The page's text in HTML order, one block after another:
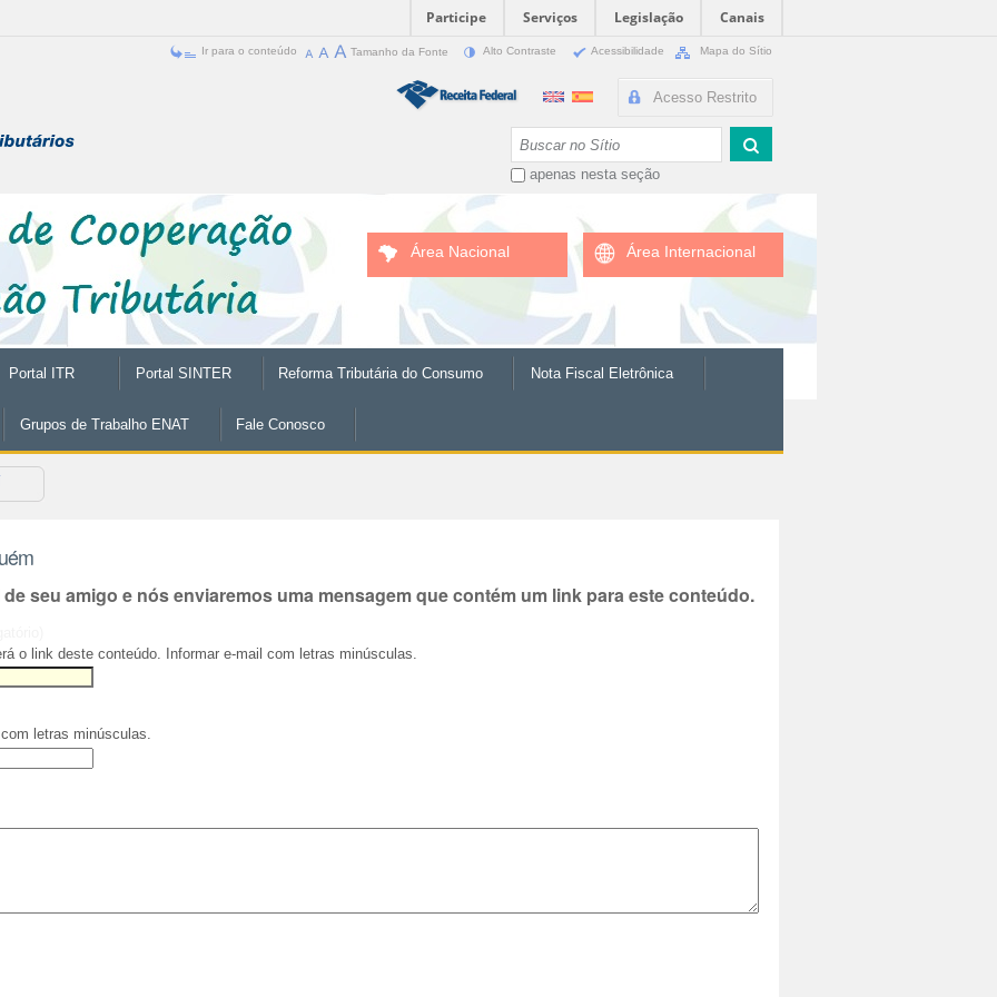
Participe Serviços Legislação
Canais
Ir para o conteúdo Tamanho da Fonte Alto Contraste Acessibilidade Mapa do Sítio
Acesso Restrito
apenas nesta seção
Área Nacional Área Internacional
Portal ITR Portal SINTER Reforma Tributária do Consumo Nota Fiscal Eletrônica
Grupos de Trabalho ENAT Fale Conosco
seu amigo e nós enviaremos uma mensagem que contém um link para este conteúdo.
o link deste conteúdo. Informar e-mail com letras minúsculas.
letras minúsculas.